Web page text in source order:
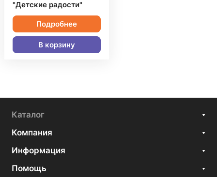
"Детские радости"
Подробнее
В корзину
Каталог
Компания
Информация
Помощь